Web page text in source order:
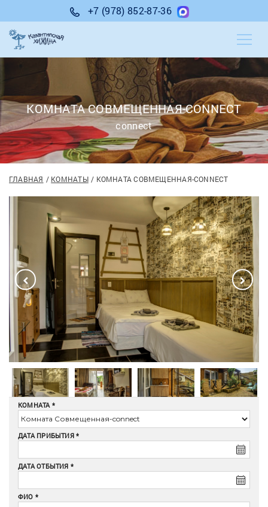
+7 (978) 852-87-36
КОМНАТА СОВМЕЩЕННАЯ-CONNECT
connect
ГЛАВНАЯ КОМНАТЫ КОМНАТА СОВМЕЩЕННАЯ-CONNECT
КОМНАТА
ДАТА ПРИБЫТИЯ
ДАТА ОТБЫТИЯ
ФИО